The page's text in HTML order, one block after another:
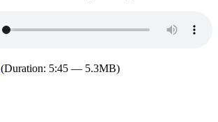
(Duration: 5:45 — 5.3MB)